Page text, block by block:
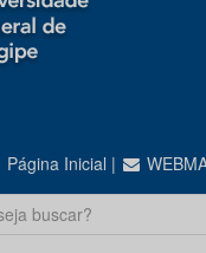
Página Inicial |